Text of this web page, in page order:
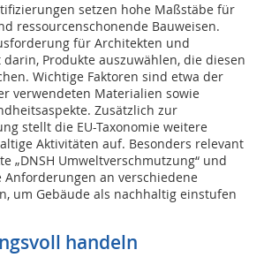
setzen hohe Maßstäbe für
ressourcenschonende Bauweisen.
für Architekten und
Produkte auszuwählen, die diesen
Wichtige Faktoren sind etwa der
verwendeten Materialien sowie
Zusätzlich zur
stellt die EU-Taxonomie weitere
Aktivitäten auf. Besonders relevant
„DNSH Umweltverschmutzung“ und
Anforderungen an verschiedene
um Gebäude als nachhaltig einstufen
handeln